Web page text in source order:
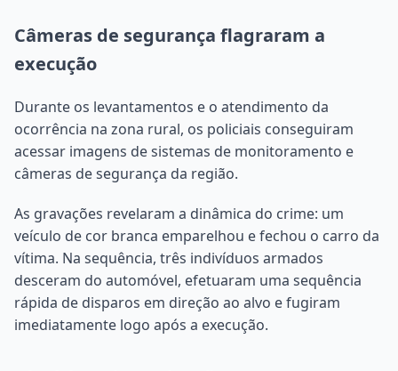
Câmeras de segurança flagraram a
execução
Durante os levantamentos e o atendimento da
ocorrência na zona rural, os policiais conseguiram
acessar imagens de sistemas de monitoramento e
câmeras de segurança da região.
As gravações revelaram a dinâmica do crime: um
veículo de cor branca emparelhou e fechou o carro da
vítima. Na sequência, três indivíduos armados
desceram do automóvel, efetuaram uma sequência
rápida de disparos em direção ao alvo e fugiram
imediatamente logo após a execução.